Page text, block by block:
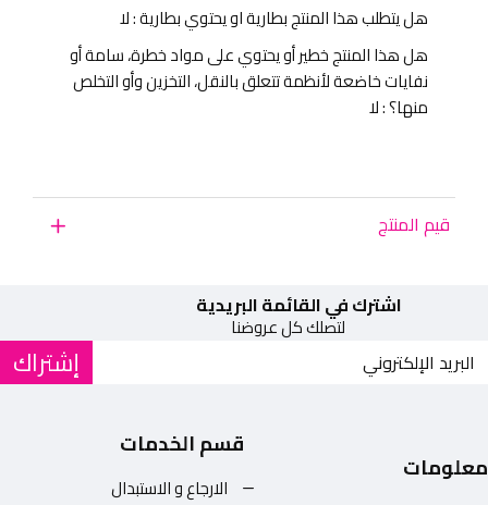
هل يتطلب هذا المنتج بطارية او يحتوي بطارية : لا
هل هذا المنتج خطير أو يحتوي على مواد خطرة، سامة أو
نفايات خاضعة لأنظمة تتعلق بالنقل، التخزين وأو التخلص
منها؟ : لا
قيم المنتج
اشترك في القائمة البريدية
لتصلك كل عروضنا
إشتراك
معلومات
قسم الخدمات
الارجاع و الاستبدال